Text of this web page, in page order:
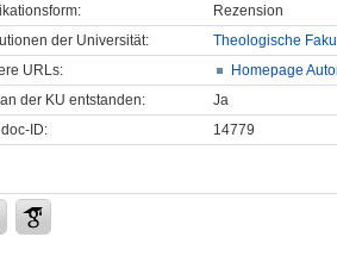
Rezension
der Universität:
Theologische
URLs:
Homepage
der KU entstanden:
Ja
ID:
14779